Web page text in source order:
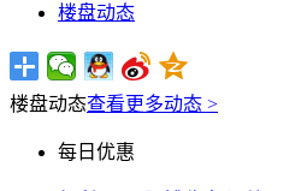
楼盘动态
楼盘动态查看更多动态 >
每日优惠